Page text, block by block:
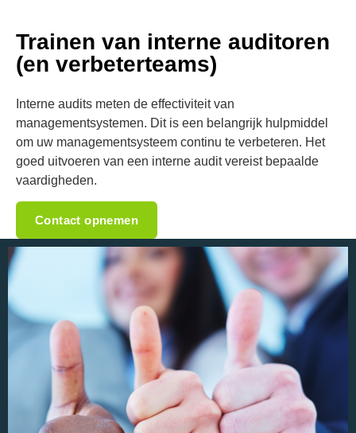
Trainen van interne auditoren
(en verbeterteams)
Interne audits meten de effectiviteit van
managementsystemen. Dit is een belangrijk hulpmiddel
om uw managementsysteem continu te verbeteren. Het
goed uitvoeren van een interne audit vereist bepaalde
vaardigheden.
Contact opnemen